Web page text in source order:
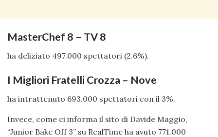
MasterChef 8 – TV 8
ha deliziato 497.000 spettatori (2.6%).
I Migliori Fratelli Crozza – Nove
ha intrattenuto 693.000 spettatori con il 3%.
Invece, come ci informa il sito di Davide Maggio,
“Junior Bake Off 3” su RealTime ha avuto 771.000